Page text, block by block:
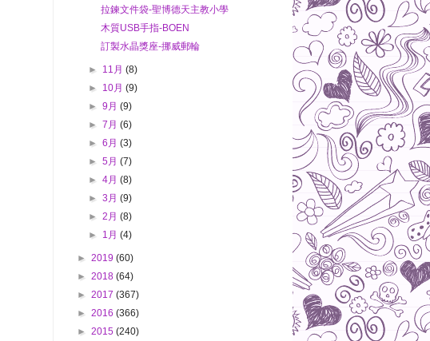
拉鍊文件袋-聖博德天主教小學
木質USB手指-BOEN
訂製水晶獎座-挪威郵輪
► 11月(8)
► 10月(9)
►9月(9)
►7月(6)
►6月(3)
►5月(7)
►4月(8)
►3月(9)
►2月(8)
► 1月(4)
► 2019 (60)
► 2018 (64)
► 2017 (367)
► 2016 (366)
► 2015 (240)